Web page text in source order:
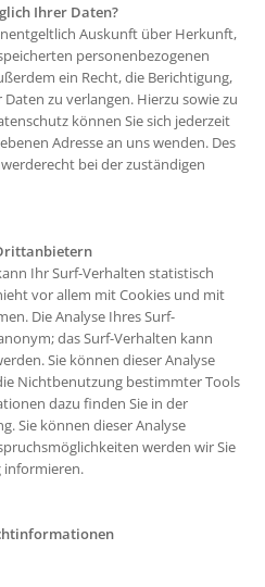
Ihrer Daten?
Auskunft über Herkunft,
personenbezogenen
ein Recht, die Berichtigung,
zu verlangen. Hierzu sowie zu
können Sie sich jederzeit
Adresse an uns wenden. Des
bei der zuständigen
Ihr Surf-Verhalten statistisch
vor allem mit Cookies und mit
Die Analyse Ihres Surf-
das Surf-Verhalten kann
Sie können dieser Analyse
Nichtbenutzung bestimmter Tools
dazu finden Sie in der
Sie können dieser Analyse
werden wir Sie
informieren.